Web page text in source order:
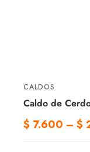
CALDOS
Caldo de
$ 7.600 – $